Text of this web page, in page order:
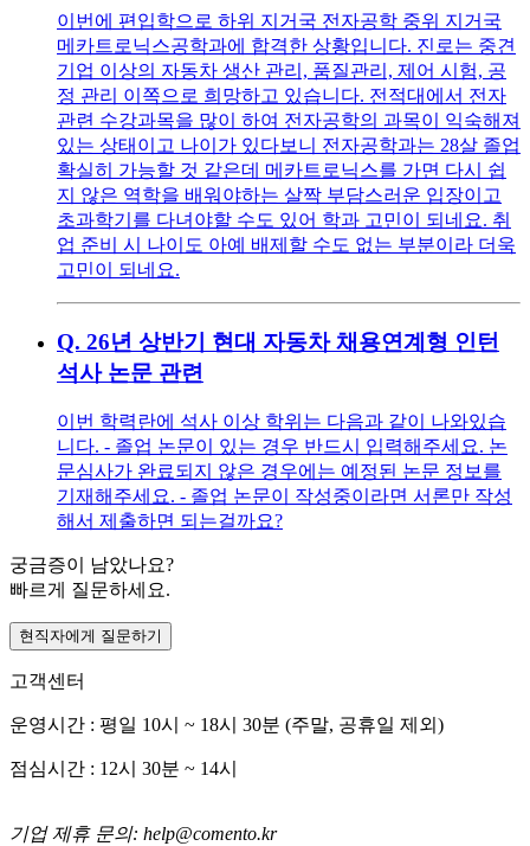
이번에 편입학으로 하위 지거국 전자공학 중위 지거국
메카트로닉스공학과에 합격한 상황입니다. 진로는 중견
기업 이상의 자동차 생산 관리, 품질관리, 제어 시험, 공
정 관리 이쪽으로 희망하고 있습니다. 전적대에서 전자
관련 수강과목을 많이 하여 전자공학의 과목이 익숙해져
있는 상태이고 나이가 있다보니 전자공학과는 28살 졸업
확실히 가능할 것 같은데 메카트로닉스를 가면 다시 쉽
지 않은 역학을 배워야하는 살짝 부담스러운 입장이고
초과학기를 다녀야할 수도 있어 학과 고민이 되네요. 취
업 준비 시 나이도 아예 배제할 수도 없는 부분이라 더욱
고민이 되네요.
Q. 26년 상반기 현대 자동차 채용연계형 인턴
석사 논문 관련
이번 학력란에 석사 이상 학위는 다음과 같이 나와있습
니다. - 졸업 논문이 있는 경우 반드시 입력해주세요. 논
문심사가 완료되지 않은 경우에는 예정된 논문 정보를
기재해주세요. - 졸업 논문이 작성중이라면 서론만 작성
해서 제출하면 되는걸까요?
궁금증이 남았나요?
빠르게 질문하세요.
현직자에게 질문하기
고객센터
운영시간 : 평일 10시 ~ 18시 30분 (주말, 공휴일 제외)
점심시간 : 12시 30분 ~ 14시
기업 제휴 문의: help@comento.kr